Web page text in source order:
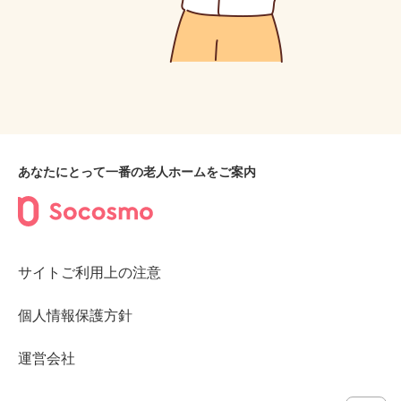
あなたにとって一番の老人ホームをご案内
サイトご利用上の注意
個人情報保護方針
運営会社